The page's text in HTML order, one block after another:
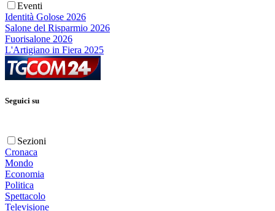
Eventi
Identità Golose 2026
Salone del Risparmio 2026
Fuorisalone 2026
L'Artigiano in Fiera 2025
Seguici su
Sezioni
Cronaca
Mondo
Economia
Politica
Spettacolo
Televisione